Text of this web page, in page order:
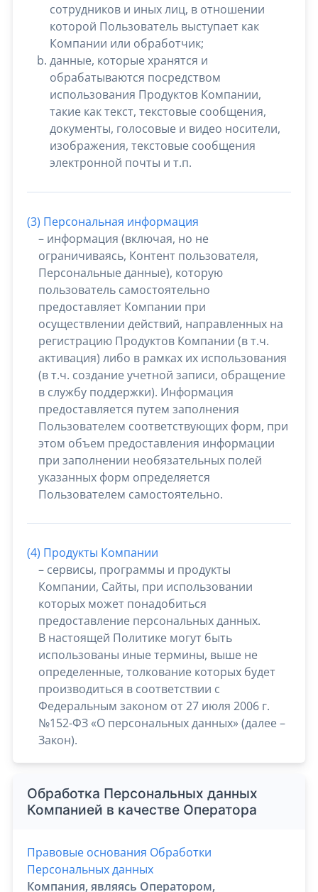
сотрудников и иных лиц, в отношении
которой Пользователь выступает как
Компании или обработчик;
данные, которые хранятся и
обрабатываются посредством
использования Продуктов Компании,
такие как текст, текстовые сообщения,
документы, голосовые и видео носители,
изображения, текстовые сообщения
электронной почты и т.п.
(3) Персональная информация
– информация (включая, но не
ограничиваясь, Контент пользователя,
Персональные данные), которую
пользователь самостоятельно
предоставляет Компании при
осуществлении действий, направленных на
регистрацию Продуктов Компании (в т.ч.
активация) либо в рамках их использования
(в т.ч. создание учетной записи, обращение
в службу поддержки). Информация
предоставляется путем заполнения
Пользователем соответствующих форм, при
этом объем предоставления информации
при заполнении необязательных полей
указанных форм определяется
Пользователем самостоятельно.
(4) Продукты Компании
– сервисы, программы и продукты
Компании, Сайты, при использовании
которых может понадобиться
предоставление персональных данных.
В настоящей Политике могут быть
использованы иные термины, выше не
определенные, толкование которых будет
производиться в соответствии с
Федеральным законом от 27 июля 2006 г.
№152-ФЗ «О персональных данных» (далее –
Закон).
Обработка Персональных данных
Компанией в качестве Оператора
Правовые основания Обработки
Персональных данных
Компания, являясь Оператором,